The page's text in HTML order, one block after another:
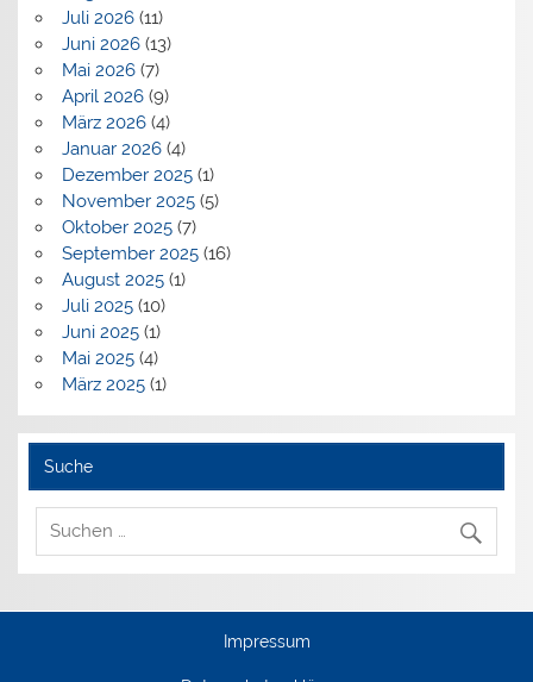
Juli 2026(11)
Juni 2026(13)
Mai 2026(7)
April 2026(9)
März 2026(4)
Januar 2026(4)
Dezember 2025(1)
November 2025(5)
Oktober 2025(7)
September 2025(16)
August 2025(1)
Juli 2025(10)
Juni 2025(1)
Mai 2025(4)
März 2025(1)
Suche
Impressum